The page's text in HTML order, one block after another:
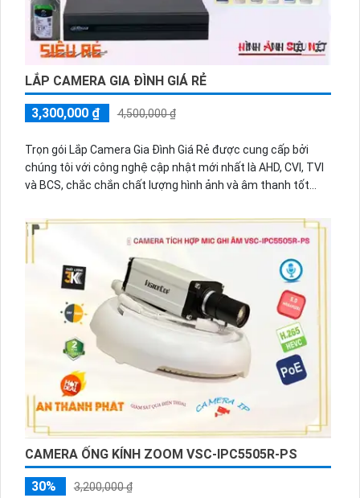
LẮP CAMERA GIA ĐÌNH GIÁ RẺ
3,300,000 ₫ 4,500,000 ₫
Trọn gói Lắp Camera Gia Đình Giá Rẻ được cung cấp bởi
chúng tôi với công nghệ cập nhật mới nhất là AHD, CVI, TVI
và BCS, chắc chắn chất lượng hình ảnh và âm thanh tốt
chọn hoàn hảo cho gia đình của bạn.
Camera được thiết kế nhỏ gọn, dễ dàng lắp đặt và giám sát
từ xa thông qua điện thoại di động hoặc máy tính. Công
nghệ AHD, CVI, TVI và BCS cung cấp hình ảnh sắc nét, chất
lượng cao, giúp bạn dễ dàng quan sát mọi góc nhìn trong
trọn gói còn bao gồm cả âm thanh, giúp bạn nghe rõ hơn và
tiếp cận thông tin chi tiết. Với hơn 10 năm kinh nghiệm
trong lĩnh vực này, chúng tôi cam kết mang đến cho khách
hàng sự hài lòng tuyệt đối và dịch vụ chuyên nghiệp.
Hãy liên hệ với chúng tôi ngay hôm nay để được tư vấn
CAMERA ỐNG KÍNH ZOOM VSC-IPC5505R-PS
30%
3,200,000 ₫